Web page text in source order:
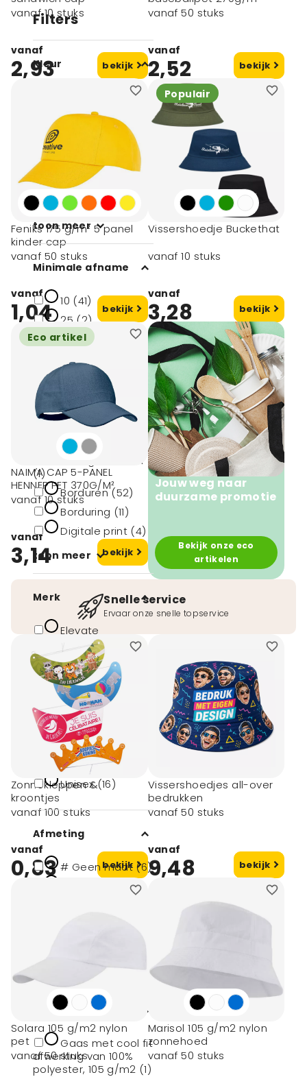
Filters
Kleur
Zwart (80)
Rood (28)
Oranje (12)
toon meer
Minimale afname
10 (41)
25 (2)
50 (49)
Druktechnieken
3D borduren (11)
3D Digital Patch
(1)
Borduren (52)
Borduring (11)
Digitale print (4)
toon meer
Merk
Elevate
essentials (10)
Elevate life (3)
Elevate nxt (2)
Geslacht
Kids (1)
Unisex (16)
Afmeting
# Geen maat (6)
22x17x16cm (1)
toon meer
Materiaal
Gaas met cool fit
afwerking van 100%
polyester, 105 g/m2 (1)
vanaf 10 stuks
vanaf
2,93 bekijk
vanaf 50 stuks
vanaf
2,52 bekijk
Feniks 175 g/m² 5 panel
kinder cap
vanaf 50 stuks
vanaf
1,04 bekijk
Populair
Vissershoedje Buckethat
vanaf 10 stuks
vanaf
3,28 bekijk
Eco artikel
NAIMA CAP 5-PANEL
HENNEP PET 370G/M²
vanaf 10 stuks
vanaf
3,14 bekijk
Jouw weg naar
duurzame promotie
Bekijk onze eco
artikelen
Snelle service
Ervaar onze snelle topservice
Zonnekleppen &
kroontjes
vanaf 100 stuks
vanaf
0,83 bekijk
Vissershoedjes all-over
bedrukken
vanaf 50 stuks
vanaf
9,48 bekijk
Solara 105 g/m2 nylon
pet
vanaf 50 stuks
Marisol 105 g/m2 nylon
zonnehoed
vanaf 50 stuks